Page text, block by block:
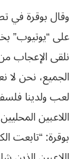
وقال بوقرة في
على “يوتيوب”
نلقى الإعجاب
الجميع، نحن لا
لعب ولدينا
اللاعبين
بوقرة: “تابعت